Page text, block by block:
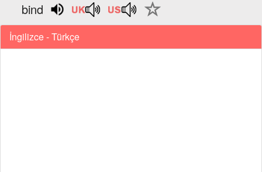
bind
İngilizce - Türkçe